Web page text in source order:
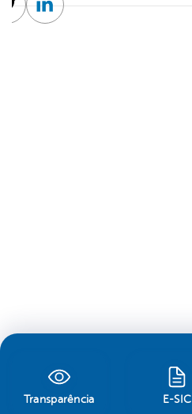
TwitterLinkedin
Transparência E-SIC